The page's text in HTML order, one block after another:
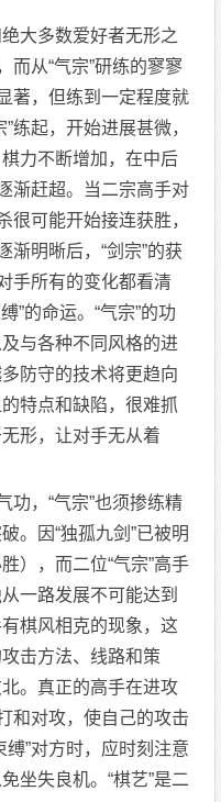
大多数爱好者无形之
而从“气宗”研练的寥寥
著，但练到一定程度就
练起，开始进展甚微，
力不断增加，在中后
渐赶超。当二宗高手对
很可能开始接连获胜，
渐明晰后，“剑宗”的获
手所有的变化都看清
”的命运。“气宗”的功
与各种不同风格的进
防守的技术将更趋向
特点和缺陷，很难抓
形，让对手无从着
功，“气宗”也须掺练精
。因“独孤九剑”已被明
），而二位“气宗”高手
一路发展不可能达到
棋风相克的现象，这
击方法、线路和策
。真正的高手在进攻
和对攻，使自己的攻击
”对方时，应时刻注意
坐失良机。“棋艺”是二